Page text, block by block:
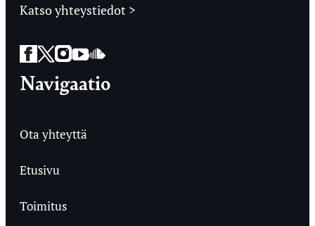
Katso yhteystiedot >
Facebook
Twitter
Instagram
YouTube
SoundCloud
Navigaatio
Ota yhteyttä
Etusivu
Toimitus